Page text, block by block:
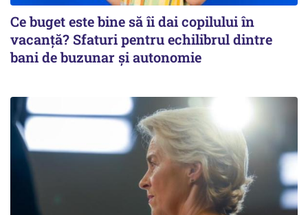
Ce buget este bine să îi dai copilului în
vacanță? Sfaturi pentru echilibrul dintre
bani de buzunar și autonomie